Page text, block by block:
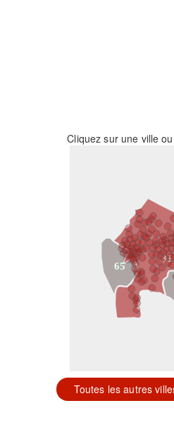
Cliquez sur une ville
31
65
Toutes les autres